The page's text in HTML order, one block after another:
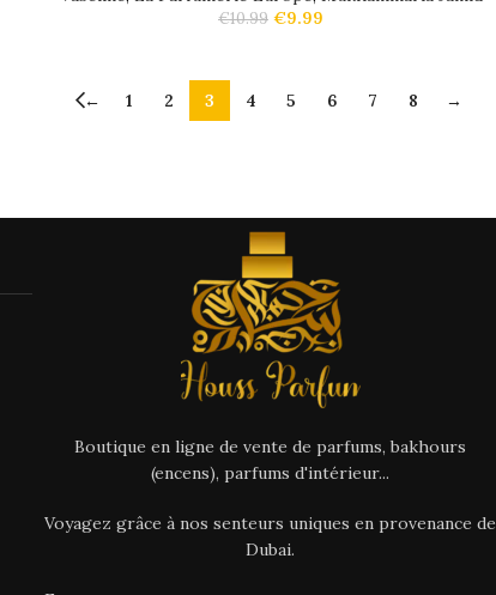
€10.99 €9.99
← 1 2 3 4 5 6 7 8 →
Boutique en ligne de vente de parfums, bakhours
(encens), parfums d'intérieur...
Voyagez grâce à nos senteurs uniques en provenance de
Dubai.